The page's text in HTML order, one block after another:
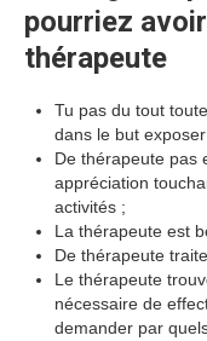
pourriez
thérapeute
Tu pas du tout
dans le but
De thérapeute pas
appréciation
activités ;
La thérapeute est
De thérapeute
Le thérapeute
nécessaire de
demander par